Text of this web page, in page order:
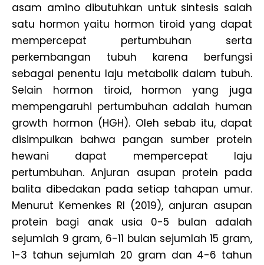
asam amino dibutuhkan untuk sintesis salah
satu hormon yaitu hormon tiroid yang dapat
mempercepat pertumbuhan serta
perkembangan tubuh karena berfungsi
sebagai penentu laju metabolik dalam tubuh.
Selain hormon tiroid, hormon yang juga
mempengaruhi pertumbuhan adalah human
growth hormon (HGH). Oleh sebab itu, dapat
disimpulkan bahwa pangan sumber protein
hewani dapat mempercepat laju
pertumbuhan. Anjuran asupan protein pada
balita dibedakan pada setiap tahapan umur.
Menurut Kemenkes RI (2019), anjuran asupan
protein bagi anak usia 0-5 bulan adalah
sejumlah 9 gram, 6-11 bulan sejumlah 15 gram,
1-3 tahun sejumlah 20 gram dan 4-6 tahun